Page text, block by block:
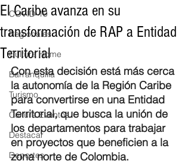
COVID-19
Regionales
Cultura Home
Barranquilla
Turismo
Cultura Eventos
Destacar
Deportes
El Caribe avanza en su
transformación de RAP a Entidad
Territorial
Con esta decisión está más cerca
la autonomía de la Región Caribe
para convertirse en una Entidad
Territorial, que busca la unión de
los departamentos para trabajar
en proyectos que beneficien a la
zona norte de Colombia.